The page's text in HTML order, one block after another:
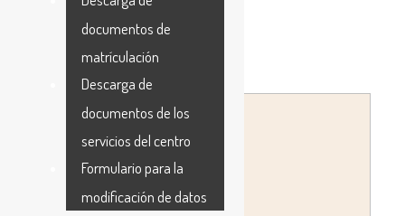
Publicado
por
en
documentos de
matrículación
Descarga de
documentos de los
servicios del centro
Formulario para la
modificación de datos